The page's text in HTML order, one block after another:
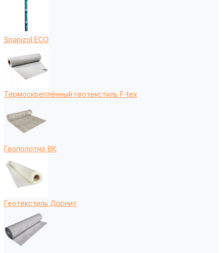
Spanizol ECO
Термоскреплённый геотекстиль F-tex
Геополотно ВК
Геотекстиль Дорнит